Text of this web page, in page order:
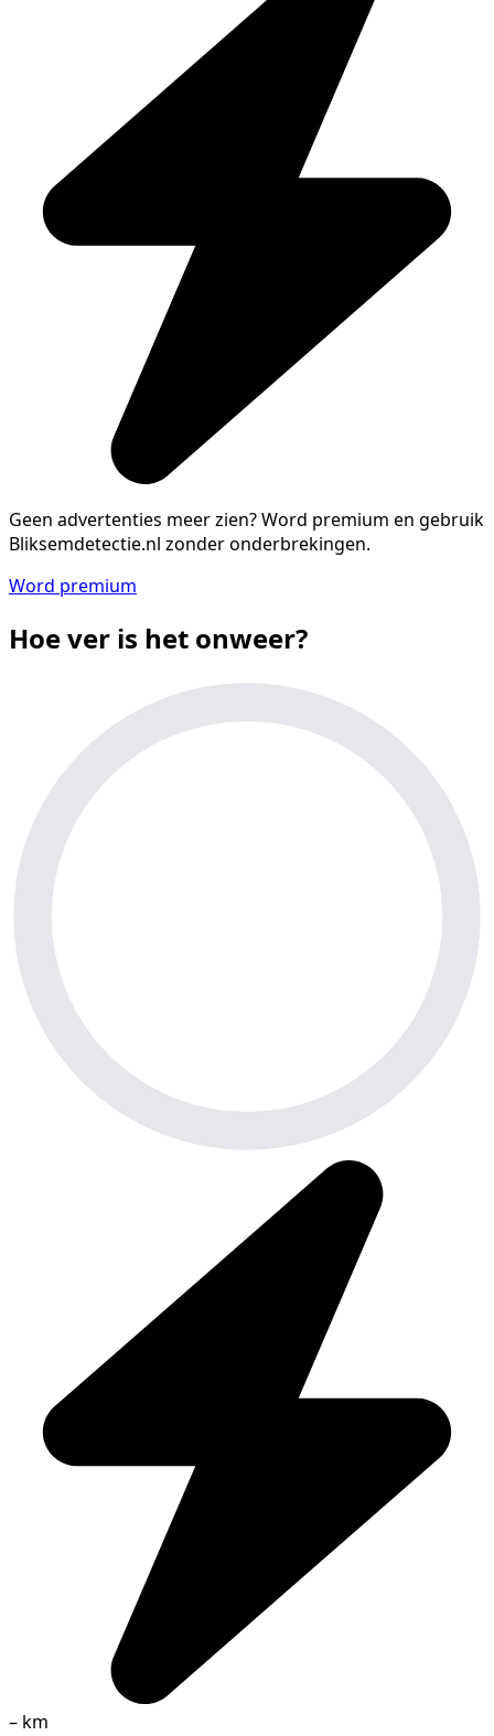
Geen advertenties meer zien?Word premium en gebruik
Bliksemdetectie.nl zonder onderbrekingen.
Word premium
Hoe ver is het onweer?
– km